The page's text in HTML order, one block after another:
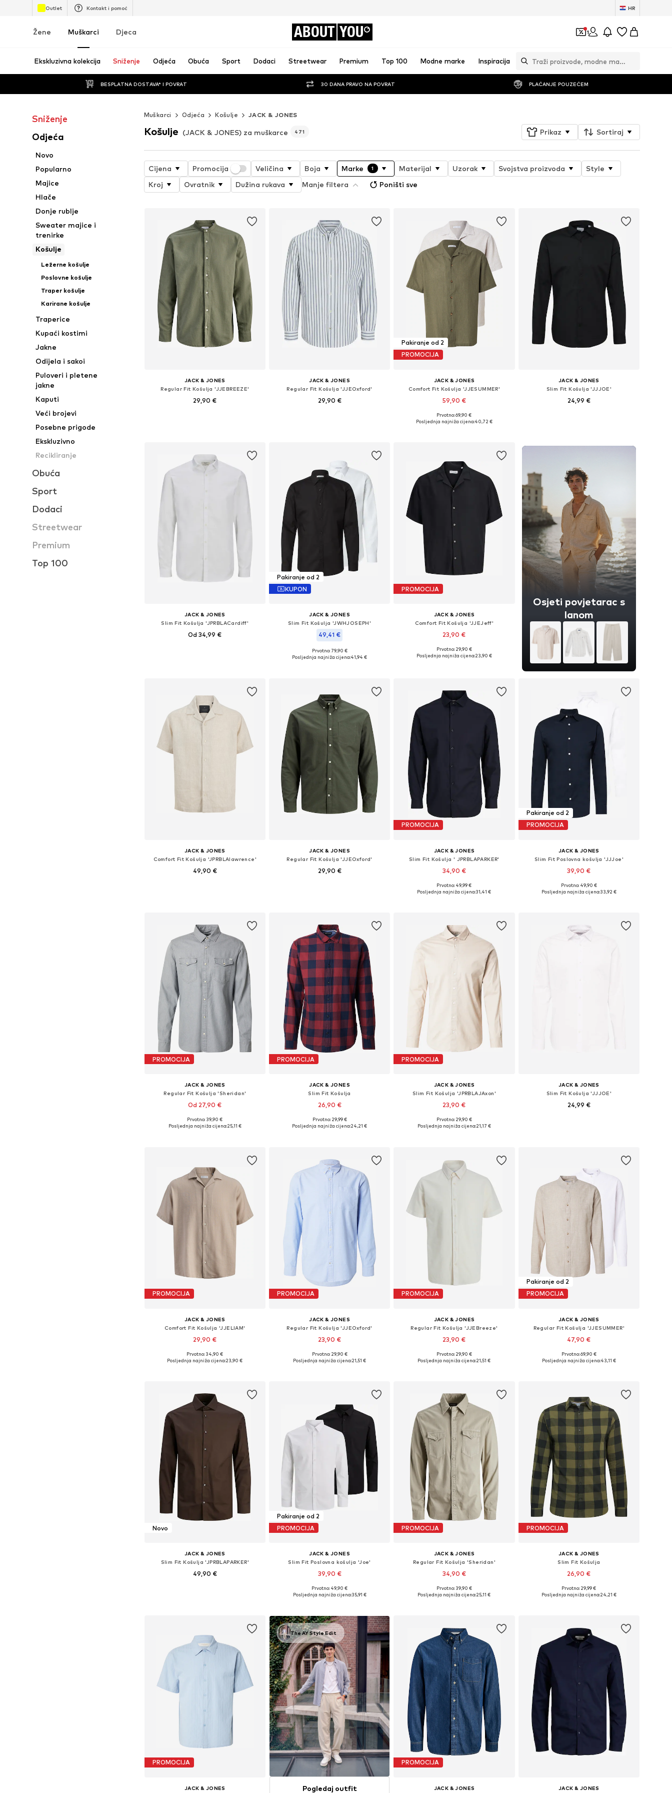
Outlet Kontakt i pomoć HR
Žene Muškarci Djeca ABOUT YOU 1
Ekskluzivna kolekcija Sniženje Odjeća Obuća Sport Dodaci Streetwear Premium Top 100 Modne marke Inspiracija
BESPLATNA DOSTAVA* I POVRAT 30 DANA PRAVO NA POVRAT PLAĆANJE POUZEĆEM
Sniženje
Odjeća
Novo
Popularno
Majice
Hlače
Donje rublje
Sweater majice i
trenirke
Košulje
Ležerne košulje
Poslovne košulje
Traper košulje
Karirane košulje
Traperice
Kupaći kostimi
Jakne
Odijela i sakoi
Puloveri i pletene
jakne
Kaputi
Veći brojevi
Posebne prigode
Ekskluzivno
Recikliranje
Obuća
Sport
Dodaci
Streetwear
Premium
Top 100
Muškarci Odjeća Košulje JACK & JONES
Košulje (JACK & JONES) za muškarce 471 Prikaz Sortiraj
Cijena Promocija Veličina Boja Marke 1 Materijal Uzorak Svojstva proizvoda
Style
Kroj
Ovratnik Dužina rukava Manje filtera Poništi sve
JACK & JONES
Regular Fit Košulja 'JJEBREEZE'
29,90 €
JACK & JONES
Regular Fit Košulja 'JJEOxford'
29,90 €
Pakiranje od 2
PROMOCIJA
JACK & JONES
Comfort Fit Košulja 'JJESUMMER'
59,90 €
Dostupne veličine: S, M, L, XL
Prvotno: 69,90 €
Posljednja najniža cijena:40,72 €
JACK & JONES
Slim Fit Košulja 'JJJOE'
24,99 €
JACK & JONES
Slim Fit Košulja 'JPRBLACardiff'
Od 34,99 €
Pakiranje od 2
KUPON
JACK & JONES
Slim Fit Košulja 'JWHJOSEPH'
49,41 €
Dostupne veličine: S, M, L, XL, XXL
Prvotno: 79,90 €
Posljednja najniža cijena:41,94 €
PROMOCIJA
JACK & JONES
Comfort Fit Košulja 'JJEJeff'
23,90 €
+ 1
Dostupne veličine: XS, S, M, L, XL, XXL
Prvotno: 29,90 €
Posljednja najniža cijena:23,90 €
Osjeti povjetarac s
lanom
JACK & JONES
Comfort Fit Košulja 'JPRBLAlawrence'
49,90 €
JACK & JONES
Regular Fit Košulja 'JJEOxford'
29,90 €
PROMOCIJA
JACK & JONES
Slim Fit Košulja ' JPRBLAPARKER'
34,90 €
+11
Dostupno u više veličina
Prvotno: 49,99 €
Posljednja najniža cijena:31,41 €
Pakiranje od 2
PROMOCIJA
JACK & JONES
Slim Fit Poslovna košulja 'JJJoe'
39,90 €
Dostupno u više veličina
Prvotno: 49,90 €
Posljednja najniža cijena:33,92 €
PROMOCIJA
JACK & JONES
Regular Fit Košulja 'Sheridan'
Od 27,90 €
+ 4
Dostupne veličine: XS, S, M, L, XL, XXL
Prvotno: 39,90 €
Posljednja najniža cijena:25,11 €
PROMOCIJA
JACK & JONES
Slim Fit Košulja
26,90 €
+1
Dostupne veličine: XS, S, M, L, XL, XXL
Prvotno: 29,99 €
Posljednja najniža cijena:24,21 €
PROMOCIJA
JACK & JONES
Slim Fit Košulja 'JPRBLAJAxon'
23,90 €
Dostupne veličine: XS, S, M, L, XL, XXL
Prvotno: 29,90 €
Posljednja najniža cijena:21,17 €
JACK & JONES
Slim Fit Košulja 'JJJOE'
24,99 €
PROMOCIJA
JACK & JONES
Comfort Fit Košulja 'JJELIAM'
29,90 €
Dostupne veličine: S, M, L, XL, XXL
Prvotno: 34,90 €
Posljednja najniža cijena:23,90 €
PROMOCIJA
JACK & JONES
Regular Fit Košulja 'JJEOxford'
23,90 €
+ 2
Dostupne veličine: S, M, L, XL, XXL
Prvotno: 29,90 €
Posljednja najniža cijena:21,51 €
PROMOCIJA
JACK & JONES
Regular Fit Košulja 'JJEBreeze'
23,90 €
Dostupne veličine: XS, S, M, L, XL, XXL
Prvotno: 29,90 €
Posljednja najniža cijena:21,51 €
Pakiranje od 2
PROMOCIJA
JACK & JONES
Regular Fit Košulja 'JJESUMMER'
47,90 €
Dostupne veličine: S, M, L, XL, XXL
Prvotno: 69,90 €
Posljednja najniža cijena:43,11 €
Novo
JACK & JONES
Slim Fit Košulja 'JPRBLAPARKER'
49,90 €
Pakiranje od 2
PROMOCIJA
JACK & JONES
Slim Fit Poslovna košulja 'Joe'
39,90 €
Dostupno u više veličina
Prvotno: 49,90 €
Posljednja najniža cijena:35,91 €
PROMOCIJA
JACK & JONES
Regular Fit Košulja 'Sheridan'
34,90 €
+ 4
Dostupne veličine: XS, S, M, L, XL, XXL
Prvotno: 39,90 €
Posljednja najniža cijena:25,11 €
PROMOCIJA
JACK & JONES
Slim Fit Košulja
26,90 €
+1
Dostupne veličine: XS, S, M, L, XL, XXL
Prvotno: 29,99 €
Posljednja najniža cijena:24,21 €
PROMOCIJA
JACK & JONES
The AY Style Edit
Pogledaj outfit
PROMOCIJA
JACK & JONES JACK & JONES